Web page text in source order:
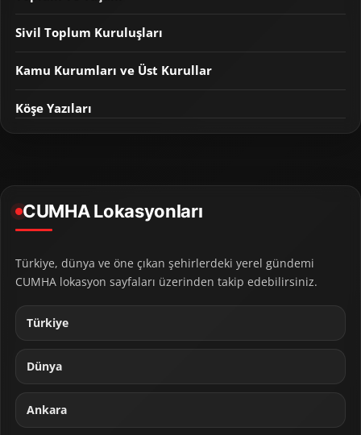
Sivil Toplum Kuruluşları
Kamu Kurumları ve Üst Kurullar
Köşe Yazıları
CUMHA Lokasyonları
Türkiye, dünya ve öne çıkan şehirlerdeki yerel gündemi
CUMHA lokasyon sayfaları üzerinden takip edebilirsiniz.
Türkiye
Dünya
Ankara